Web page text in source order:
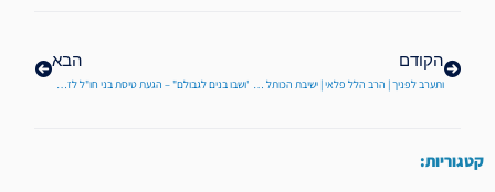
הקודם
ותערב לפניך | הרב הלל פלאי | ישיבת הכותל תשפ"ג
הבא
'ושבו בנים לגבולם" – הגעת טיסת בני חו"ל לזמן אלול תשפ"ב
קטגוריות: